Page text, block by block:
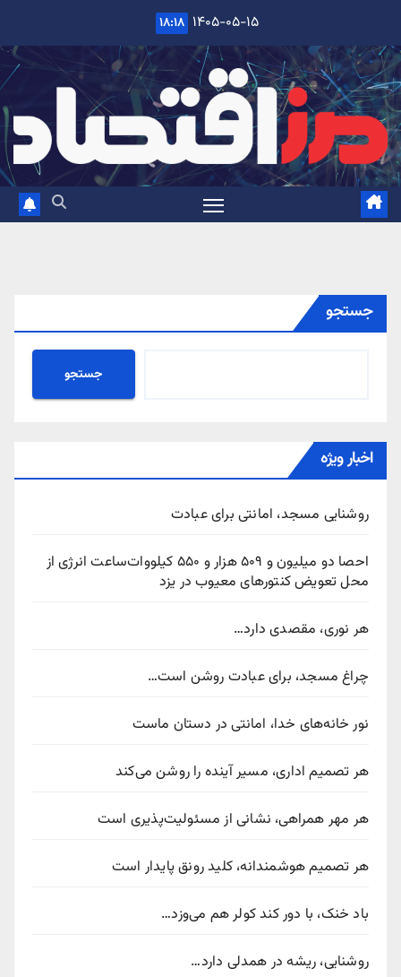
content
۱۴۰۵-۰۵-۱۵ ۱۸:۱۸
جستجو
جستجو
اخبار ویژه
روشنایی مسجد، امانتی برای عبادت
احصا دو میلیون و ۵۰۹ هزار و ۵۵۰ کیلووات‌ساعت انرژی از
محل تعویض کنتورهای معیوب در یزد
هر نوری، مقصدی دارد…
چراغ مسجد، برای عبادت روشن است…
نور خانه‌های خدا، امانتی در دستان ماست
هر تصمیم اداری، مسیر آینده را روشن می‌کند
هر مهر همراهی، نشانی از مسئولیت‌پذیری است
هر تصمیم هوشمندانه، کلید رونق پایدار است
باد خنک، با دور کند کولر هم می‌وزد…
روشنایی، ریشه در همدلی دارد…